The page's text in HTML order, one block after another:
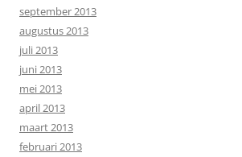
september 2013
augustus 2013
juli 2013
juni 2013
mei 2013
april 2013
maart 2013
februari 2013